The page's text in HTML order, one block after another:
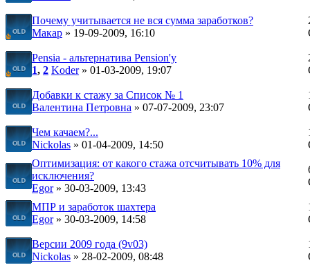
Почему учитывается не вся сумма заработков?
Макар » 19-09-2009, 16:10
Pensia - альтернатива Pension'у
1, 2 Koder» 01-03-2009, 19:07
Добавки к стажу за Список № 1
Валентина Петровна » 07-07-2009, 23:07
Чем качаем?...
Nickolas » 01-04-2009, 14:50
Оптимизация: от какого стажа отсчитывать 10% для
исключения?
Egor» 30-03-2009, 13:43
МПР и заработок шахтера
Egor» 30-03-2009, 14:58
Версии 2009 года (9v03)
Nickolas » 28-02-2009, 08:48